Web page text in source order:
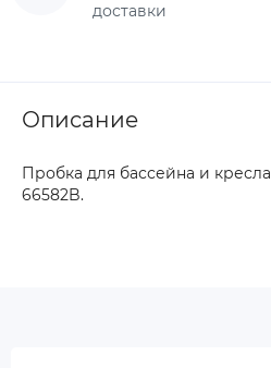
доставки
Описание
Пробка для бассейна и
66582B.